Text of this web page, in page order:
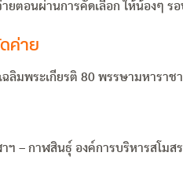
ยตอนผ่านการคัดเลือก ให้น้องๆ ร
ค่าย
ฉลิมพระเกียรติ 80 พรรษามหาราช
ฯ – กาฬสินธุ์ องค์การบริหารสโม